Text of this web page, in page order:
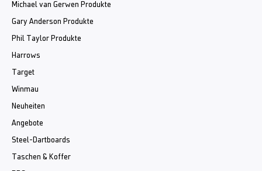
Michael van Gerwen Produkte
Gary Anderson Produkte
Phil Taylor Produkte
Harrows
Target
Winmau
Neuheiten
Angebote
Steel-Dartboards
Taschen & Koffer